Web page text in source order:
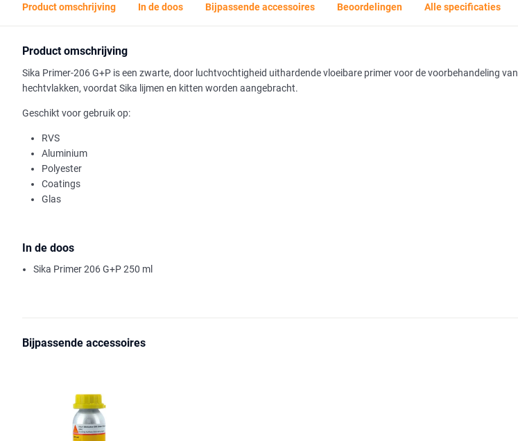
Product omschrijving In de doos Bijpassende accessoires Beoordelingen Alle specificaties
Product omschrijving
Sika Primer-206 G+P is een zwarte, door luchtvochtigheid uithardende vloeibare primer voor de voorbehandeling van
hechtvlakken, voordat Sika lijmen en kitten worden aangebracht.
Geschikt voor gebruik op:
RVS
Aluminium
Polyester
Coatings
Glas
In de doos
Sika Primer 206 G+P 250 ml
Bijpassende accessoires